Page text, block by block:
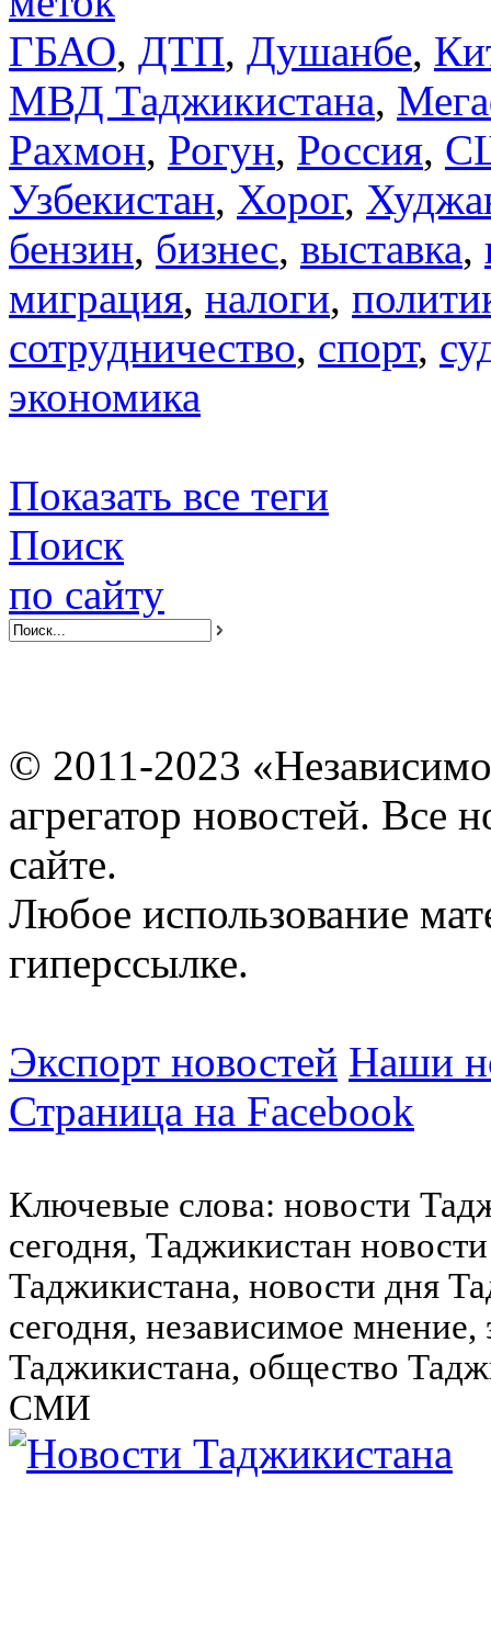
ГБАО, ДТП, Душанбе,
МВД Таджикистана,
Рахмон, Рогун, Россия,
Узбекистан, Хорог,
бензин, бизнес, выставка,
миграция, налоги,
сотрудничество, спорт,
экономика
Показать все теги
Поиск
по сайту
© 2011-2023
агрегатор новостей. Все
сайте.
Любое использование
гиперссылке.
Экспорт новостей Наши
Страница на Facebook
Ключевые слова: новости
сегодня, Таджикистан
Таджикистана, новости дня
сегодня, независимое
Таджикистана, общество
СМИ